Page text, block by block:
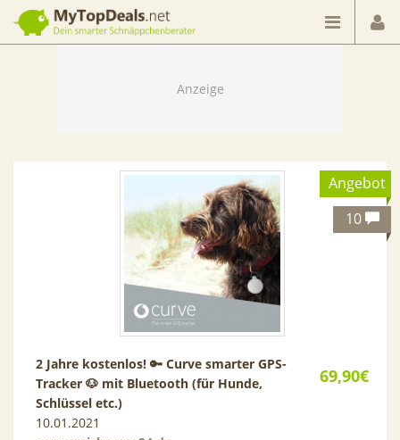
Dein smarter Schnäppchenberater
Angebot
10
69,90€
2 Jahre kostenlos! 🔑 Curve smarter GPS-
Tracker 🐶 mit Bluetooth (für Hunde,
Schlüssel etc.)
10.01.2021